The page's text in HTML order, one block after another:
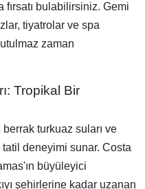
fırsatı bulabilirsiniz. Gemi
tiyatrolar ve spa
zaman
Tropikal Bir
turkuaz suları ve
deneyimi sunar. Costa
büyüleyici
şehirlerine kadar uzanan